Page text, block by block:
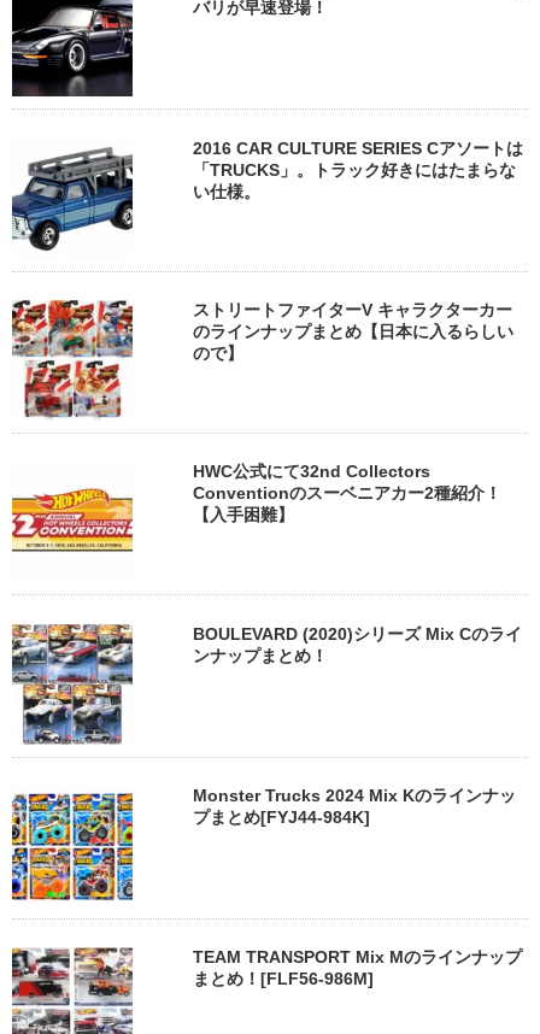
バリが早速登場！
2016 CAR CULTURE SERIES Cアソートは
「TRUCKS」。トラック好きにはたまらな
い仕様。
ストリートファイターV キャラクターカー
のラインナップまとめ【日本に入るらしい
ので】
HWC公式にて32nd Collectors
Conventionのスーベニアカー2種紹介！
【入手困難】
BOULEVARD (2020)シリーズ Mix Cのライ
ンナップまとめ！
Monster Trucks 2024 Mix Kのラインナッ
プまとめ[FYJ44-984K]
TEAM TRANSPORT Mix Mのラインナップ
まとめ！[FLF56-986M]